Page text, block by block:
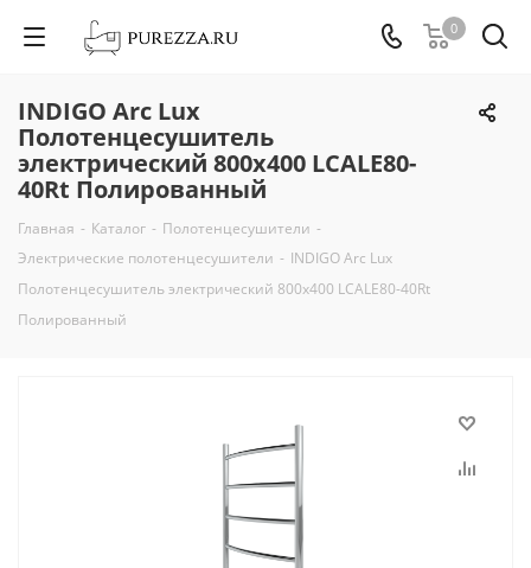
0
INDIGO Arc Lux
Полотенцесушитель
электрический 800х400 LCALE80-
40Rt Полированный
Главная - Каталог - Полотенцесушители -
Электрические полотенцесушители - INDIGO Arc Lux
Полотенцесушитель электрический 800х400 LCALE80-40Rt
Полированный